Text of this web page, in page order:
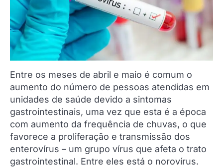
Entre os meses de abril e maio é comum o
aumento do número de pessoas atendidas em
unidades de saúde devido a sintomas
gastrointestinais, uma vez que esta é a época
com aumento da frequência de chuvas, o que
favorece a proliferação e transmissão dos
enterovírus – um grupo vírus que afeta o trato
gastrointestinal. Entre eles está o norovírus.